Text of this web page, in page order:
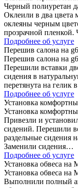
Черный полиуретан
Оклеили в два
оклеяны черным
прозрачной
Подробнее об услуге
Перешив салона на
Перешив салона на
Перешили вставки
сидения в
перетянута на гелик
Подробнее об услуге
Установка
Установка
Привезли и
сидений. Перешили
раздельные сидения
Заменили сидения…
Подробнее об услуге
Установка обвеса на
Установка обвеса на
Выполнили полный